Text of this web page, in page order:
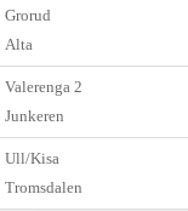
Grorud
Alta
Valerenga 2
Junkeren
Ull/Kisa
Tromsdalen